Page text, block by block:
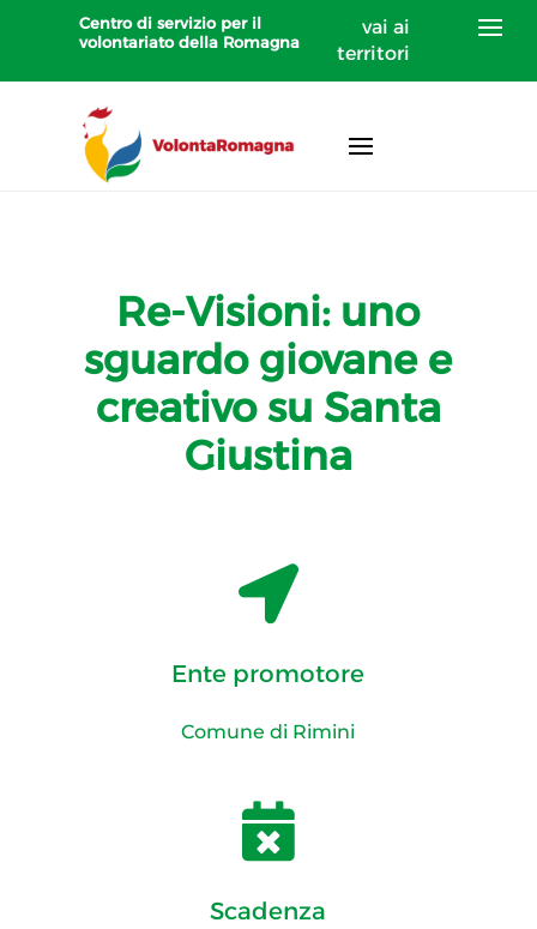
Centro di servizio per il
volontariato della Romagna
vai ai
territori
Re-Visioni: uno
sguardo giovane e
creativo su Santa
Giustina

Ente promotore
Comune di Rimini

Scadenza